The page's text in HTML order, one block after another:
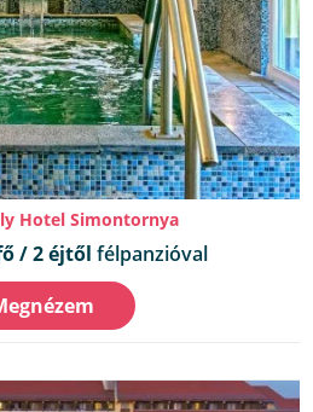
Hotel Simontornya
/ 2 éjtől félpanzióval